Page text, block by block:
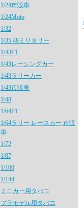
1/24市販車
1/24Moto
1/32
1/35.48ミリタリー
1/43F1
1/43レーシングカー
1/43ラリーカー
1/43市販車
1/48
1/64F1
1/64ラリー,レースカー,市販
車
1/72
1/87
1/100
1/144
ミニカー用タバコ
プラモデル用タバコ